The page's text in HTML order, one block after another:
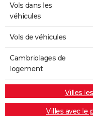
Vols dans les
véhicules
Vols de véhicules
Cambriolages de
logement
Villes
Villes avec le